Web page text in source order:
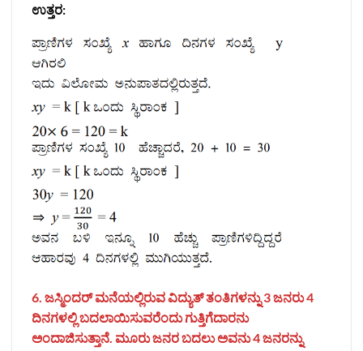
ಉತ್ತರ:
6. ಜಸ್ಮಿಂದರ್‌ ಮನೆಯಲ್ಲಿರುವ ವಿದ್ಯುತ್‌ ತಂತಿಗಳನ್ನು 3 ಜನರು 4
ದಿನಗಳಲ್ಲಿ ಬದಲಾಯಿಸುವರೆಂದು ಗುತ್ತಿಗೆದಾರನು
ಅಂದಾಜಿಸುತ್ತಾನೆ. ಮೂರು ಜನರ ಬದಲು ಅವನು 4 ಜನರನ್ನು